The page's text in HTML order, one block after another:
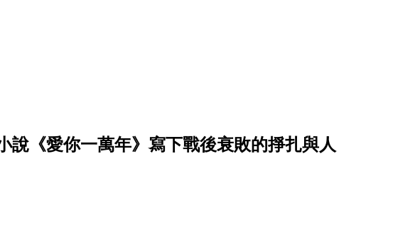
說《愛你一萬年》寫下戰後衰敗的掙扎與人